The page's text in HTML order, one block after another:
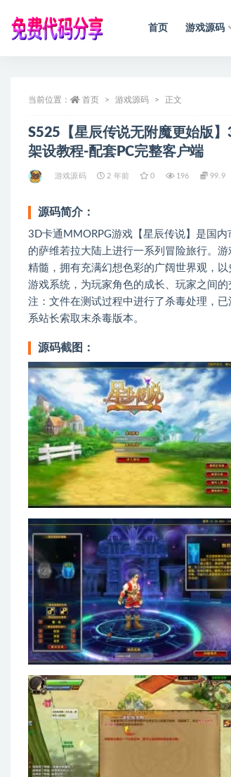
首页 游戏源码
当前位置： 首页 游戏源码 正文
S525【星辰传说无附魔更始版
架设教程-配套PC完整客户端
游戏源码 2 年前 0 196 99.9
源码简介：
3D卡通MMORPG游戏【星辰传说】是国
的萨维若拉大陆上进行一系列冒险旅行。
精髓，拥有充满幻想色彩的广阔世界观，
游戏系统，为玩家角色的成长、玩家之间的
注：文件在测试过程中进行了杀毒处理，
系站长索取末杀毒版本。
源码截图：